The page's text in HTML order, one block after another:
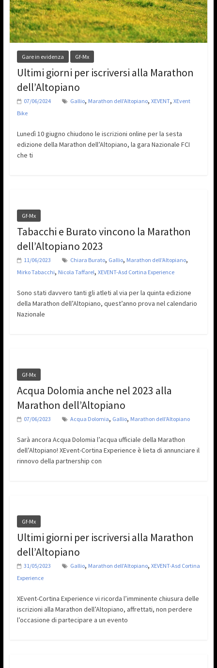
Gare in evidenza Gf-Mx
Ultimi giorni per iscriversi alla Marathon
dell’Altopiano
07/06/2024 Gallio, Marathon dell'Altopiano, XEVENT, XEvent
Bike
Lunedì 10 giugno chiudono le iscrizioni online per la sesta
edizione della Marathon dell’Altopiano, la gara Nazionale FCI
che ti
Gf-Mx
Tabacchi e Burato vincono la Marathon
dell’Altopiano 2023
11/06/2023 Chiara Burato, Gallio, Marathon dell'Altopiano,
Mirko Tabacchi, Nicola Taffarel, XEVENT-Asd Cortina Experience
Sono stati davvero tanti gli atleti al via per la quinta edizione
della Marathon dell’Altopiano, quest’anno prova nel calendario
Nazionale
Gf-Mx
Acqua Dolomia anche nel 2023 alla
Marathon dell’Altopiano
07/06/2023 Acqua Dolomia, Gallio, Marathon dell'Altopiano
Sarà ancora Acqua Dolomia l’acqua ufficiale della Marathon
dell’Altopiano! XEvent-Cortina Experience è lieta di annunciare il
rinnovo della partnership con
Gf-Mx
Ultimi giorni per iscriversi alla Marathon
dell’Altopiano
31/05/2023 Gallio, Marathon dell'Altopiano, XEVENT-Asd Cortina
Experience
XEvent-Cortina Experience vi ricorda l’imminente chiusura delle
iscrizioni alla Marathon dell’Altopiano, affrettati, non perdere
l’occasione di partecipare a un evento